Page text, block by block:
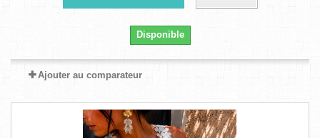
Disponible
Ajouter au comparateur